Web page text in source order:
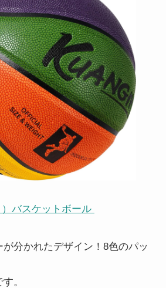
バスケットボール
分かれたデザイン！8色のパッ
。